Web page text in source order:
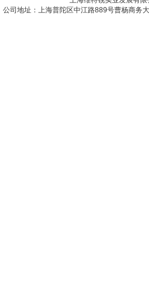
公司地址：上海普陀区中江路889号曹杨商